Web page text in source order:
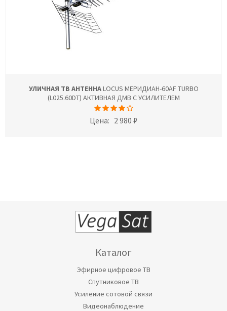
УЛИЧНАЯ ТВ АНТЕННАLOCUS МЕРИДИАН-60AF TURBO
(L025.60DT) АКТИВНАЯ ДМВ С УСИЛИТЕЛЕМ
Цена: 2 980 ₽
Каталог
Эфирное цифровое ТВ
Спутниковое ТВ
Усиление сотовой связи
Видеонаблюдение